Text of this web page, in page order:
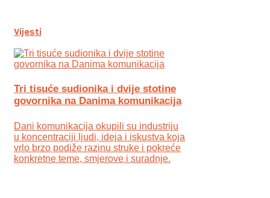
Vijesti
Tri tisuće sudionika i dvije stotine
govornika na Danima komunikacija
Dani komunikacija okupili su industriju
u koncentraciji ljudi, ideja i iskustva koja
vrlo brzo podiže razinu struke i pokreće
konkretne teme, smjerove i suradnje.